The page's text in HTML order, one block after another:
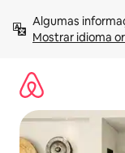
para
Mostrar idioma